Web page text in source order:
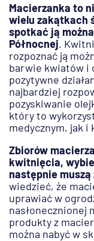
Macierzanka to
wielu zakątkach
spotkać ją
Północnej.
rozpoznać ją
barwie kwiatów i
pozytywne
najbardziej
pozyskiwanie
który to
medycznym, jak i
Zbiorów
kwitnięcia,
następnie
wiedzieć, że
uprawiać w
nasłonecznionej
produkty z
można nabyć w